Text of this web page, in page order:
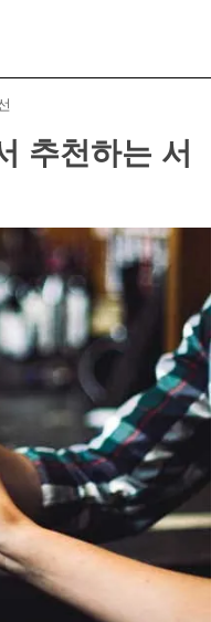
추천하는 서